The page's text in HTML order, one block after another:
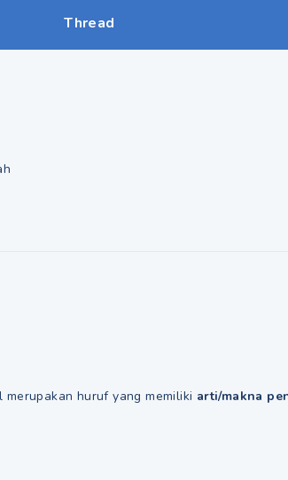
Thread
huruf yang memiliki arti/makna